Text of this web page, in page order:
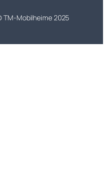
TM-Mobilheime 2025